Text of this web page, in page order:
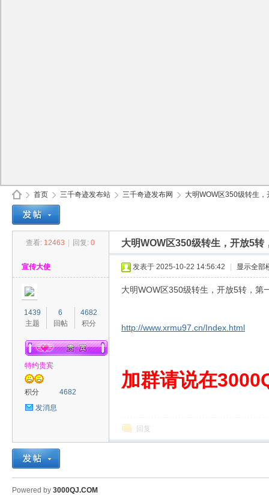
QJ
首页
›
三千奇迹发布站 三千奇迹发布网
›
大明WOW区350级转生
查看: 12463 回复: 0 大明WOW区350级转生，开放5
宣传大使
1439
主题
6
回帖
4682
积分
特约贵宾
积分
4682
发消息
发表于 2025-10-22 14:56:42 显示全部
大明WOW区350级转生，开放5转，
http://www.xrmu97.cn/Index.html
加群请说在
回复
Powered by 3000QJ.COM